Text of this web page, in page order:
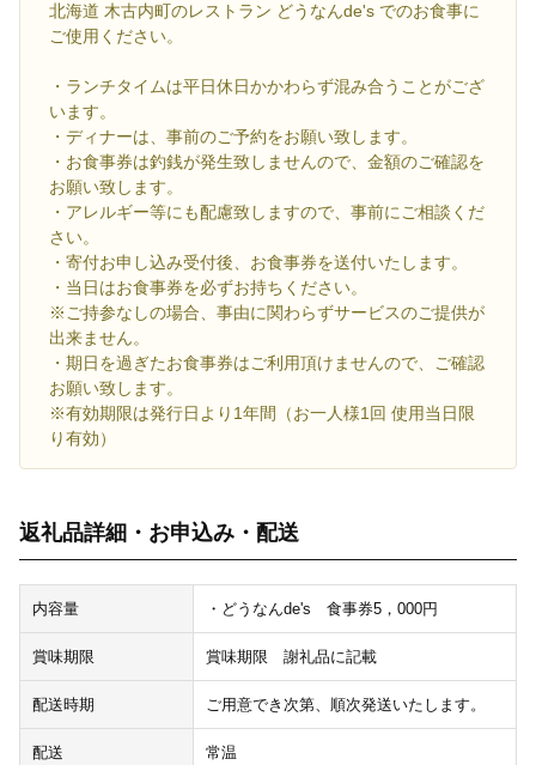
北海道 木古内町のレストラン どうなんde's でのお食事に
ご使用ください。
・ランチタイムは平日休日かかわらず混み合うことがござ
います。
・ディナーは、事前のご予約をお願い致します。
・お食事券は釣銭が発生致しませんので、金額のご確認を
お願い致します。
・アレルギー等にも配慮致しますので、事前にご相談くだ
さい。
・寄付お申し込み受付後、お食事券を送付いたします。
・当日はお食事券を必ずお持ちください。
※ご持参なしの場合、事由に関わらずサービスのご提供が
出来ません。
・期日を過ぎたお食事券はご利用頂けませんので、ご確認
お願い致します。
※有効期限は発行日より1年間（お一人様1回 使用当日限
り有効）
返礼品詳細・お申込み・配送
内容量 ・どうなんde's 食事券5，000円
賞味期限 賞味期限 謝礼品に記載
配送時期 ご用意でき次第、順次発送いたします。
配送 常温